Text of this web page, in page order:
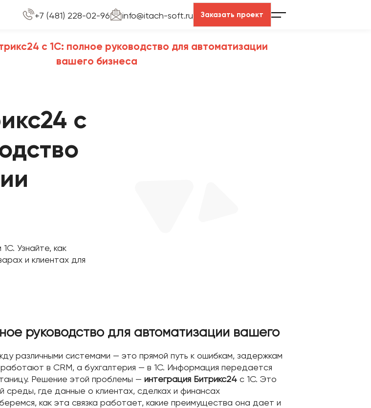
+7 (481) 228-02-96 info@itach-soft.ru Заказать проект
с 1С: полное руководство для автоматизации
вашего бизнеса
с
Узнайте, как
и клиентах для
руководство для автоматизации вашего
различными системами — это прямой путь к ошибкам, задержкам
в CRM, а бухгалтерия — в 1С. Информация передается
Решение этой проблемы — интеграция Битрикс24с 1С. Это
где данные о клиентах, сделках и финансах
как эта связка работает, какие преимущества она дает и